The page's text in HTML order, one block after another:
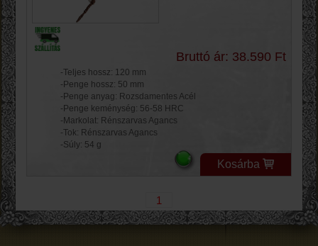
Bruttó ár: 38.590 Ft
-Teljes hossz: 120 mm
-Penge hossz: 50 mm
-Penge anyag: Rozsdamentes Acél
-Penge keménység: 56-58 HRC
-Markolat: Rénszarvas Agancs
-Tok: Rénszarvas Agancs
-Súly: 54 g
Kosárba
1